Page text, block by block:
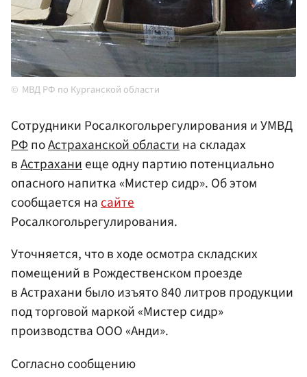
МВД РФ по Курганской области
Сотрудники Росалкогольрегулирования и УМВД
РФпоАстраханской областина складах
вАстраханиеще одну партию потенциально
опасного напитка «Мистер сидр». Об этом
сообщается насайте
Росалкогольрегулирования.
Уточняется, что в ходе осмотра складских
помещений в Рождественском проезде
в Астрахани было изъято 840 литров продукции
под торговой маркой «Мистер сидр»
производства ООО «Анди».
Согласно сообщению